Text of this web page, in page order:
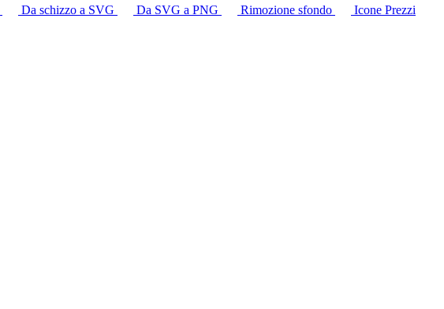
Da schizzo a SVG Da SVG a PNG Rimozione sfondo Icone Prezzi